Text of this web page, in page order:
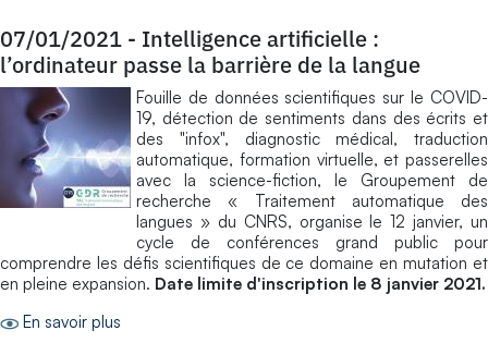
07/01/2021 - Intelligence artificielle :
l’ordinateur passe la barrière de la langue
Fouille de données scientifiques sur le COVID-
19, détection de sentiments dans des écrits et
des "infox", diagnostic médical, traduction
automatique, formation virtuelle, et passerelles
avec la science-fiction, le Groupement de
recherche « Traitement automatique des
langues » du CNRS, organise le 12 janvier, un
cycle de conférences grand public pour
comprendre les défis scientifiques de ce domaine en mutation et
en pleine expansion. Date limite d'inscription le 8 janvier 2021.
En savoir plus